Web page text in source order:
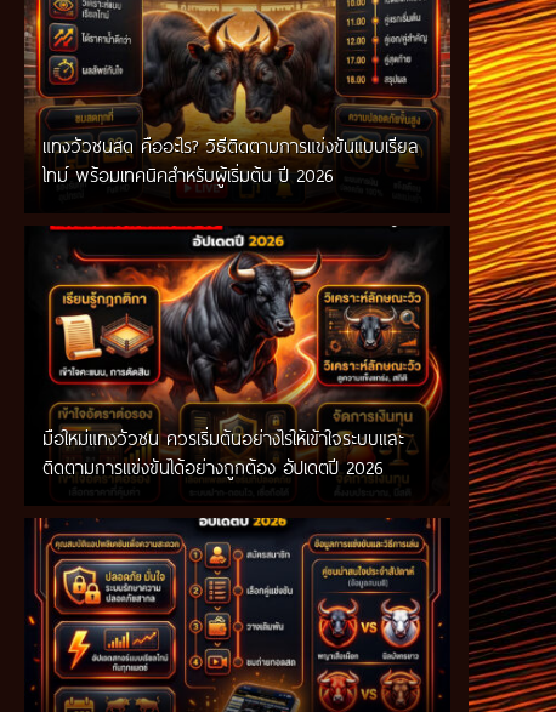
แทงวัวชนสด คืออะไร? วิธีติดตามการแข่งขันแบบเรียล
ไทม์ พร้อมเทคนิคสำหรับผู้เริ่มต้น ปี 2026
มือใหม่แทงวัวชน ควรเริ่มต้นอย่างไรให้เข้าใจระบบและ
ติดตามการแข่งขันได้อย่างถูกต้อง อัปเดตปี 2026